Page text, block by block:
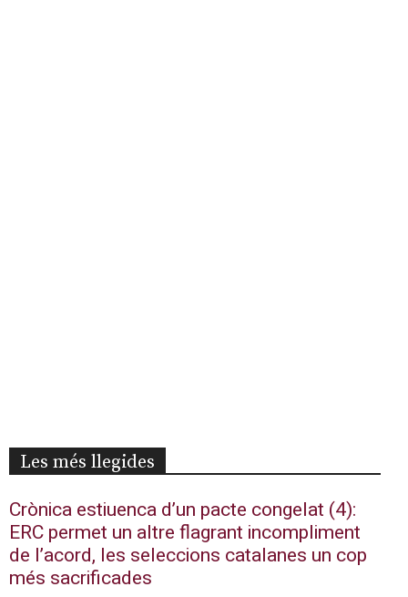
Les més llegides
Crònica estiuenca d’un pacte congelat (4):
ERC permet un altre flagrant incompliment
de l’acord, les seleccions catalanes un cop
més sacrificades